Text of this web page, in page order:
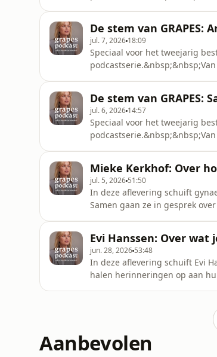
dagelijks leven en de lessen die
De stem van GRAPES:
jul. 7, 2026 18:09
Speciaal voor het tweejarig
dagelijks leven en de lessen die
De stem van GRAPES:
jul. 6, 2026 14:57
Speciaal voor het tweejarig
dagelijks leven en de lessen
Mieke Kerkhof: Over
jul. 5, 2026 51:50
In deze aflevering schuift
Samen gaan ze in gesprek
waarom erkenning zo
Evi Hanssen: Over
jun. 28, 2026 53:48
In deze aflevering schuift Evi
halen herinneringen op aan
stoppen met drinken, de impact
Aanbevolen